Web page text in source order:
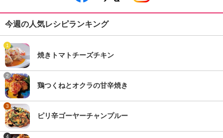
今週の人気レシピランキング
1
焼きトマトチーズチキン
2
鶏つくねとオクラの甘辛焼き
3
ピリ辛ゴーヤーチャンプルー
4